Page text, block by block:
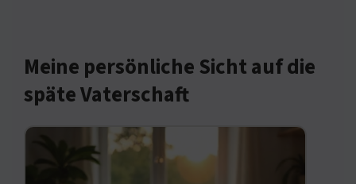
Meine persönliche Sicht auf die
späte Vaterschaft